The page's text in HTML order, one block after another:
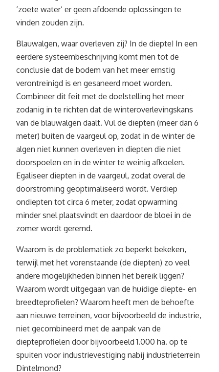
‘zoete water’ er geen afdoende oplossingen te
vinden zouden zijn.
Blauwalgen, waar overleven zij? In de diepte! In een
eerdere systeembeschrijving komt men tot de
conclusie dat de bodem van het meer ernstig
verontreinigd is en gesaneerd moet worden.
Combineer dit feit met de doelstelling het meer
zodanig in te richten dat de winteroverlevingskans
van de blauwalgen daalt. Vul de diepten (meer dan 6
meter) buiten de vaargeul op, zodat in de winter de
algen niet kunnen overleven in diepten die niet
doorspoelen en in de winter te weinig afkoelen.
Egaliseer diepten in de vaargeul, zodat overal de
doorstroming geoptimaliseerd wordt. Verdiep
ondiepten tot circa 6 meter, zodat opwarming
minder snel plaatsvindt en daardoor de bloei in de
zomer wordt geremd.
Waarom is de problematiek zo beperkt bekeken,
terwijl met het vorenstaande (de diepten) zo veel
andere mogelijkheden binnen het bereik liggen?
Waarom wordt uitgegaan van de huidige diepte- en
breedteprofielen? Waarom heeft men de behoefte
aan nieuwe terreinen, voor bijvoorbeeld de industrie,
niet gecombineerd met de aanpak van de
diepteprofielen door bijvoorbeeld 1.000 ha. op te
spuiten voor industrievestiging nabij industrieterrein
Dintelmond?